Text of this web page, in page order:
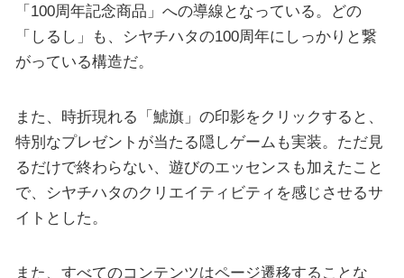
「100周年記念商品」への導線となっている。どの
「しるし」も、シヤチハタの100周年にしっかりと繋
がっている構造だ。
また、時折現れる「鯱旗」の印影をクリックすると、
特別なプレゼントが当たる隠しゲームも実装。ただ見
るだけで終わらない、遊びのエッセンスも加えたこと
で、シヤチハタのクリエイティビティを感じさせるサ
イトとした。
また、すべてのコンテンツはページ遷移することな